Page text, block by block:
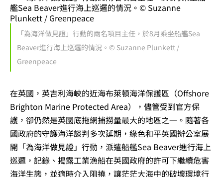
「為海洋做見證」行動的兩名項目主任，於8月乘坐船艦Sea
Beaver進行海上巡邏的情況。© Suzanne Plunkett /
Greenpeace
在英國，英吉利海峽的近海布萊頓海洋保護區（Offshore
Brighton Marine Protected Area），儘管受到官方保
護，卻仍然是英國底拖網捕撈量最大的地區之一。隨著各
國政府的守護海洋談判多次延期，綠色和平英國辦公室展
開「為海洋做見證」行動，派遣船艦Sea Beaver進行海上
巡邏，記錄、揭露工業漁船在英國政府的許可下繼續危害
海洋生態，並適時介入阻撓，讓茫茫大海中的破壞環境行